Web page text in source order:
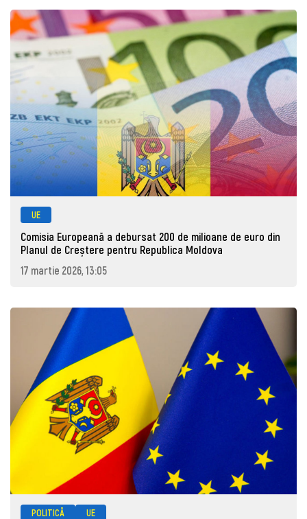
UE
Comisia Europeană a debursat 200 de milioane de euro din
Planul de Creștere pentru Republica Moldova
17 martie 2026, 13:05
POLITICĂ UE